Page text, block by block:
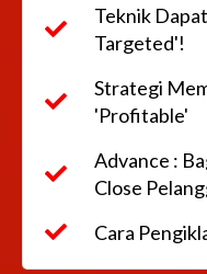
Teknik
Targeted'!
Strategi
'Profitable'
Advance :
Close
Cara